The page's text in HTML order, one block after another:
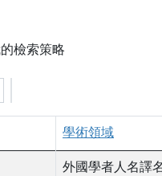
檢索策略
學術領域
外國學者人名譯